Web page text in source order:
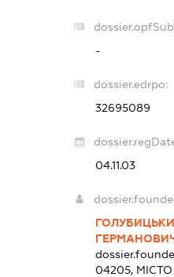
-
dossier.edrpo:
32695089
04.11.03
04205, МІСТО